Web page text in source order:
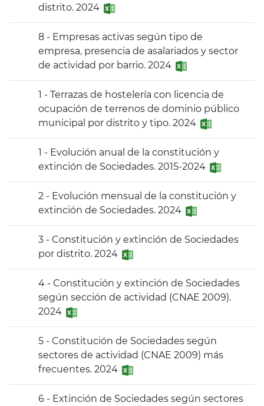
distrito. 2024
8 - Empresas activas según tipo de
empresa, presencia de asalariados y sector
de actividad por barrio. 2024
1 - Terrazas de hostelería con licencia de
ocupación de terrenos de dominio público
municipal por distrito y tipo. 2024
1 - Evolución anual de la constitución y
extinción de Sociedades. 2015-2024
2 - Evolución mensual de la constitución y
extinción de Sociedades. 2024
3 - Constitución y extinción de Sociedades
por distrito. 2024
4 - Constitución y extinción de Sociedades
según sección de actividad (CNAE 2009).
2024
5 - Constitución de Sociedades según
sectores de actividad (CNAE 2009) más
frecuentes. 2024
6 - Extinción de Sociedades según sectores